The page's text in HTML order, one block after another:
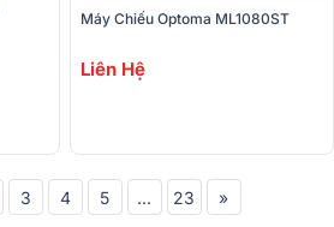
Máy Chiếu Optoma ML1080ST
Liên Hệ
3 4 5 ... 23 »